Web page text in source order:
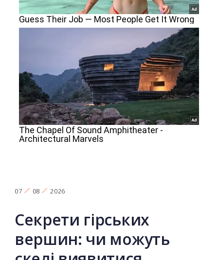
07 08 2026
Секрети гірських
вершин: чи можуть